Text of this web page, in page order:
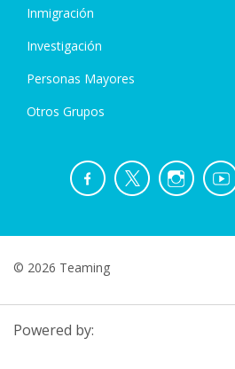
Inmigración
Investigación
Personas Mayores
Otros Grupos
© 2026 Teaming
Powered by: